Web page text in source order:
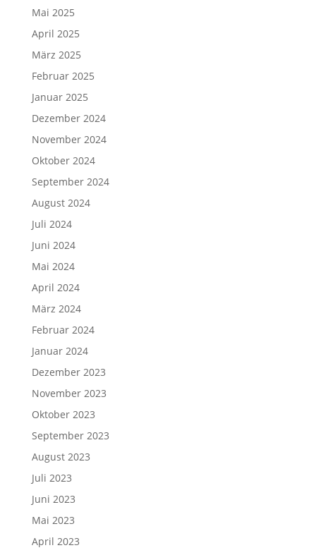
Mai 2025
April 2025
März 2025
Februar 2025
Januar 2025
Dezember 2024
November 2024
Oktober 2024
September 2024
August 2024
Juli 2024
Juni 2024
Mai 2024
April 2024
März 2024
Februar 2024
Januar 2024
Dezember 2023
November 2023
Oktober 2023
September 2023
August 2023
Juli 2023
Juni 2023
Mai 2023
April 2023